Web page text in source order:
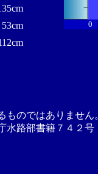
53cm
0
ものではありませ
水路部書籍７４２